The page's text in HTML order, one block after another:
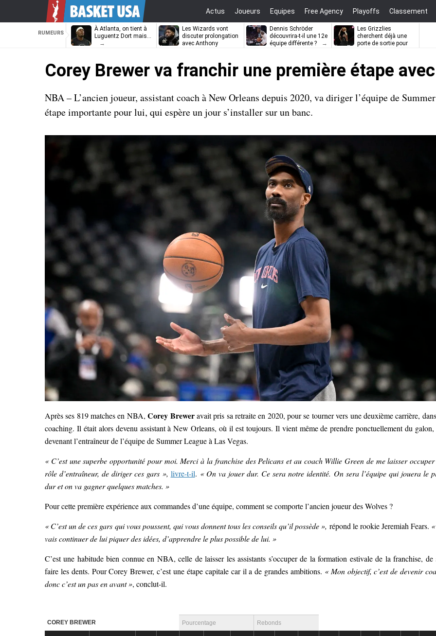
Actus Joueurs Equipes Free Agency Playoffs Classement
RUMEURS
À Atlanta, on tient à
Luguentz Dort mais…
Les Wizards vont
discuter prolongation
avec Anthony
Dennis Schröder
découvrira-t-il une 12e
équipe différente ?
Les Grizzlies
cherchent déjà une
porte de sortie pour
Corey Brewer va franchir une première étape
NBA – L’ancien joueur, assistant coach à New Orleans depuis 2020, va diriger l’équipe de
étape importante pour lui, qui espère un jour s’installer sur un banc.
Après ses 819 matches en NBA,Corey Breweravait pris sa retraite en 2020, pour se tourner vers une deuxième carrière,
coaching. Il était alors devenu assistant à New Orleans, où il est toujours. Il vient même de prendre ponctuellement du galon,
devenant l’entraîneur de l’équipe de Summer League à Las Vegas.
« C’est une superbe opportunité pour moi. Merci à la franchise des Pelicans et au coach Willie Green de me laisser
rôle d’entraîneur, de diriger ces gars », livre-t-il. « On va jouer dur. Ce sera notre identité. On sera l’équipe qui jouera le
dur et on va gagner quelques matches. »
Pour cette première expérience aux commandes d’une équipe, comment se comporte l’ancien joueur des Wolves ?
« C’est un de ces gars qui vous poussent, qui vous donnent tous les conseils qu’il possède », répond le rookie Jeremiah Fears.
vais continuer de lui piquer des idées, d’apprendre le plus possible de lui. »
C’est une habitude bien connue en NBA, celle de laisser les assistants s’occuper de la formation estivale de la franchise, de
faire les dents. Pour Corey Brewer, c’est une étape capitale car il a de grandes ambitions. « Mon objectif, c’est de devenir
donc c’est un pas en avant », conclut-il.
COREY BREWER Pourcentage Rebonds